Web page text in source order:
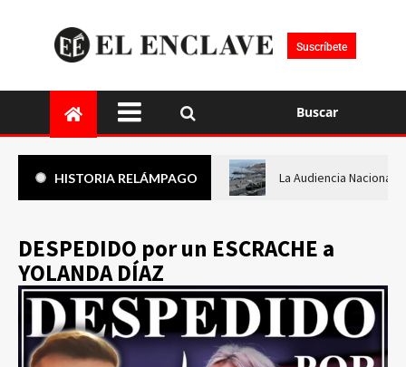
Suscríbete
Buscar
HISTORIA RELÁMPAGO La Audiencia Nacional
DESPEDIDO por un ESCRACHE a
YOLANDA DÍAZ